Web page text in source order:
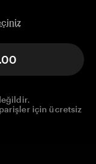
için ücretsiz